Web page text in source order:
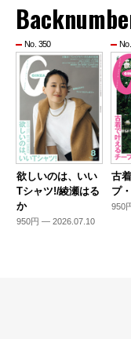
No. 350
欲しいのは、いい
Tシャツ!/綾瀬はる
か
950円 — 2026.07.10
古
プ
950